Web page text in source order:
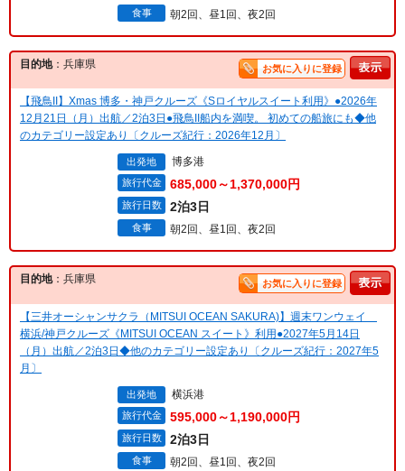
食事 朝2回、昼1回、夜2回
目的地：兵庫県 お気に入りに登録
【飛鳥II】Xmas 博多・神戸クルーズ《Sロイヤルスイート利用》●2026年
12月21日（月）出航／2泊3日●飛鳥II船内を満喫。 初めての船旅にも◆他
のカテゴリー設定あり〔クルーズ紀行：2026年12月〕
出発地 博多港
旅行代金 685,000～1,370,000円
旅行日数 2泊3日
食事 朝2回、昼1回、夜2回
目的地：兵庫県 お気に入りに登録
【三井オーシャンサクラ（MITSUI OCEAN SAKURA)】週末ワンウェイ
横浜/神戸クルーズ《MITSUI OCEAN スイート》利用●2027年5月14日
（月）出航／2泊3日◆他のカテゴリー設定あり〔クルーズ紀行：2027年5
月〕
出発地 横浜港
旅行代金 595,000～1,190,000円
旅行日数 2泊3日
食事 朝2回、昼1回、夜2回